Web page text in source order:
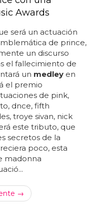
Awards
será un actuación
de prince,
un discurso
el fallecimiento de
un medley en
el premio
de pink,
dnce, fifth
troye sivan, nick
este tributo, que
secretos de la
poco, esta
madonna
→